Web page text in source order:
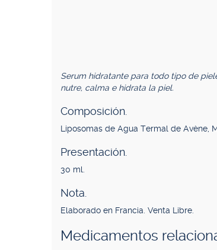
Serum hidratante para todo tipo de
nutre, calma e hidrata la piel.
Composición.
Liposomas de Agua Termal de Avène,
Presentación.
30 ml.
Nota.
Elaborado en Francia. Venta Libre.
Medicamentos